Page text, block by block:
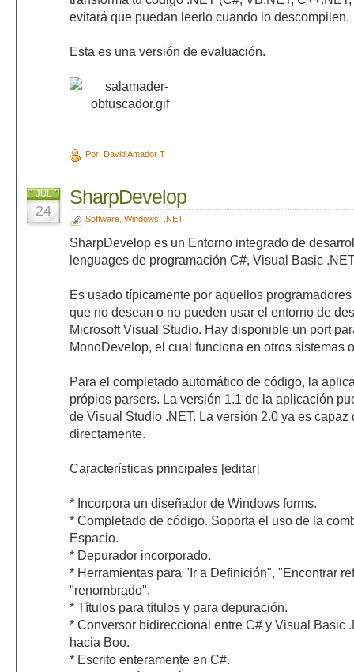
evitará que puedan leerlo cuando lo descompilen.
Esta es una versión de evaluación.
Por: David Amador T
JUL
24
SharpDevelop
Software, Windows .NET
SharpDevelop es un Entorno integrado de
lenguages de programación C#, Visual Basic
Es usado típicamente por aquellos
que no desean o no pueden usar el entorno de
Microsoft Visual Studio. Hay disponible un port
MonoDevelop, el cual funciona en otros sistemas
Para el completado automático de código, la
própios parsers. La versión 1.1 de la aplicación
de Visual Studio .NET. La versión 2.0 ya es capaz
directamente.
Características principales [editar]
* Incorpora un diseñador de Windows forms.
* Completado de código. Soporta el uso de la
Espacio.
* Depurador incorporado.
* Herramientas para "Ir a Definición", "Encontrar
"renombrado".
* Títulos para títulos y para depuración.
* Conversor bidireccional entre C# y Visual Basic
hacia Boo.
* Escrito enteramente en C#.